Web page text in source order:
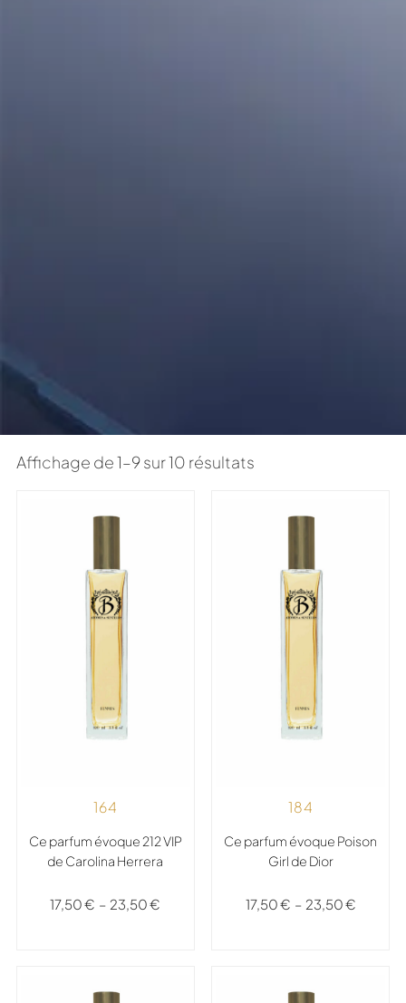
Affichage de 1–9 sur 10 résultats
164
Ce parfum évoque 212 VIP
de Carolina Herrera
17,50€ – 23,50€
184
Ce parfum évoque Poison
Girl de Dior
17,50€ – 23,50€